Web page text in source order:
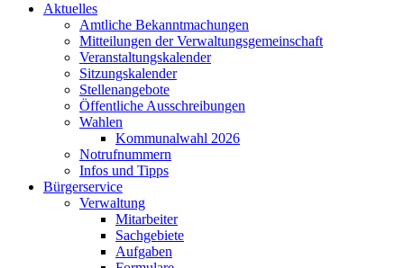
Aktuelles
Amtliche Bekanntmachungen
Mitteilungen der Verwaltungsgemeinschaft
Veranstaltungskalender
Sitzungskalender
Stellenangebote
Öffentliche Ausschreibungen
Wahlen
Kommunalwahl 2026
Notrufnummern
Infos und Tipps
Bürgerservice
Verwaltung
Mitarbeiter
Sachgebiete
Aufgaben